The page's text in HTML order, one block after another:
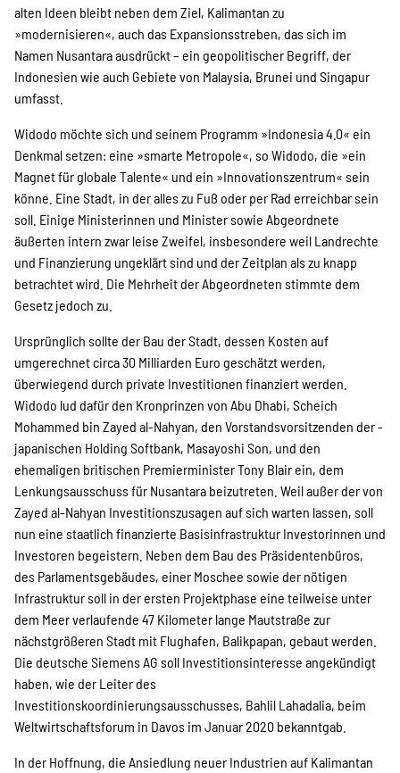
alten Ideen bleibt neben dem Ziel, Kalimantan zu
»modernisieren«, auch das Expansionsstreben, das sich im
Namen Nusantara ausdrückt – ein geopolitischer Begriff, der
Indonesien wie auch Gebiete von Malaysia, Brunei und Singapur
umfasst.
Widodo möchte sich und seinem Programm »Indonesia 4.0« ein
Denkmal setzen: eine »smarte Metropole«, so Widodo, die »ein
Magnet für globale ­Talente« und ein »Innovationszentrum« sein
könne. Eine Stadt, in der alles zu Fuß oder per Rad erreichbar sein
soll. Einige Ministerinnen und Minister sowie Abgeordnete
äußerten intern zwar leise Zweifel, insbesondere weil Landrechte
und Finanzierung ungeklärt sind und der Zeitplan als zu knapp
betrachtet wird. Die Mehrheit der Abgeordneten stimmte dem
Gesetz jedoch zu.
Ursprünglich sollte der Bau der Stadt, dessen Kosten auf
umgerechnet circa 30 Milliarden Euro geschätzt werden,
überwiegend durch private Investitionen finanziert werden.
Widodo lud dafür den Kronprinzen von Abu Dhabi, Scheich
Mohammed bin Zayed al-Nahyan, den Vorstandsvorsitzenden der ­
japanischen Holding Softbank, Masayoshi Son, und den
ehemaligen ­britischen Premierminister Tony Blair ein, dem
Lenkungsausschuss für Nusantara beizutreten. Weil außer der von
Zayed al-Nahyan Investitionszusagen auf sich warten lassen, soll
nun eine staatlich finanzierte Basisinfrastruktur Investorinnen und
Investoren begeistern. Neben dem Bau des Präsidentenbüros,
des Parlamentsgebäudes, einer Moschee sowie der nötigen
Infrastruktur soll in der ersten Projektphase eine teilweise unter
dem Meer verlaufende 47 Kilometer lange Mautstraße zur
nächstgrößeren Stadt mit Flughafen, Balikpapan, gebaut werden.
Die deutsche Siemens AG soll Investitionsinteresse angekündigt
haben, wie der Leiter des
Investitionskoordinierungsausschusses, Bahlil Lahadalia, beim
Weltwirtschaftsforum in Davos im Januar 2020 bekanntgab.
In der Hoffnung, die Ansiedlung neuer Industrien auf Kalimantan